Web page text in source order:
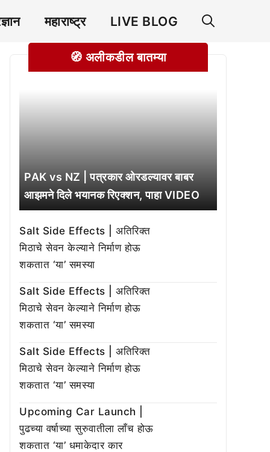
महाराष्ट्र LIVE BLOG
🧭 अलीकडील बातम्या
PAK vs NZ | पत्रकार ओरडल्यावर बाबर
आझमने दिले भयानक रिएक्शन, पाहा VIDEO
Salt Side Effects | अतिरिक्त
मिठाचे सेवन केल्याने निर्माण होऊ
शकतात ‘या’ समस्या
Salt Side Effects | अतिरिक्त
मिठाचे सेवन केल्याने निर्माण होऊ
शकतात ‘या’ समस्या
Salt Side Effects | अतिरिक्त
मिठाचे सेवन केल्याने निर्माण होऊ
शकतात ‘या’ समस्या
Upcoming Car Launch |
पुढच्या वर्षाच्या सुरुवातीला लाँच होऊ
शकतात ‘या’ धमाकेदार कार